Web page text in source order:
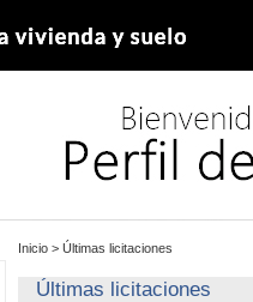
Inicio > Últimas licitaciones
Últimas licitaciones